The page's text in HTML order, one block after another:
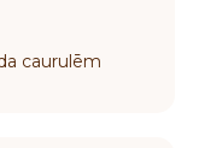
caurulēm